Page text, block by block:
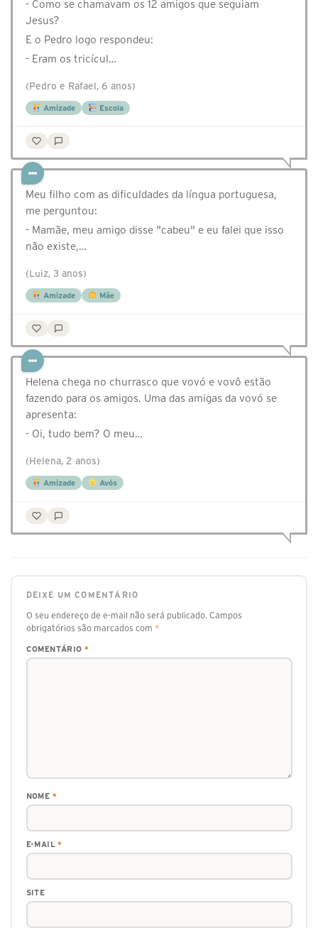
- Como se chamavam os 12 amigos que seguiam
Jesus?
E o Pedro logo respondeu:
- Eram os tricícul…
(Pedro e Rafael, 6 anos)
Amizade Escola
Meu filho com as dificuldades da língua portuguesa,
me perguntou:
- Mamãe, meu amigo disse "cabeu" e eu falei que isso
não existe,…
(Luiz, 3 anos)
Amizade Mãe
Helena chega no churrasco que vovó e vovô estão
fazendo para os amigos. Uma das amigas da vovó se
apresenta:
- Oi, tudo bem? O meu…
(Helena, 2 anos)
Amizade Avós
DEIXE UM COMENTÁRIO
O seu endereço de e-mail não será publicado. Campos
obrigatórios são marcados com *
COMENTÁRIO *
NOME *
E-MAIL*
SITE